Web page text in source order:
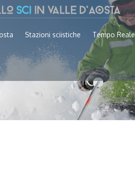
Stazioni sciistiche Tempo Reale